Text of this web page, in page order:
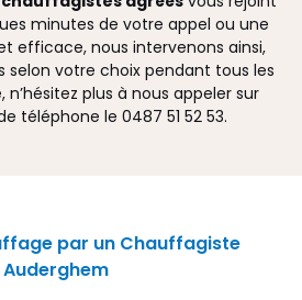
minutes de votre appel ou une
efficace, nous intervenons ainsi,
selon votre choix pendant tous les
n’hésitez plus à nous appeler sur
téléphone le 0487 51 52 53.
par un Chauffagiste
Auderghem